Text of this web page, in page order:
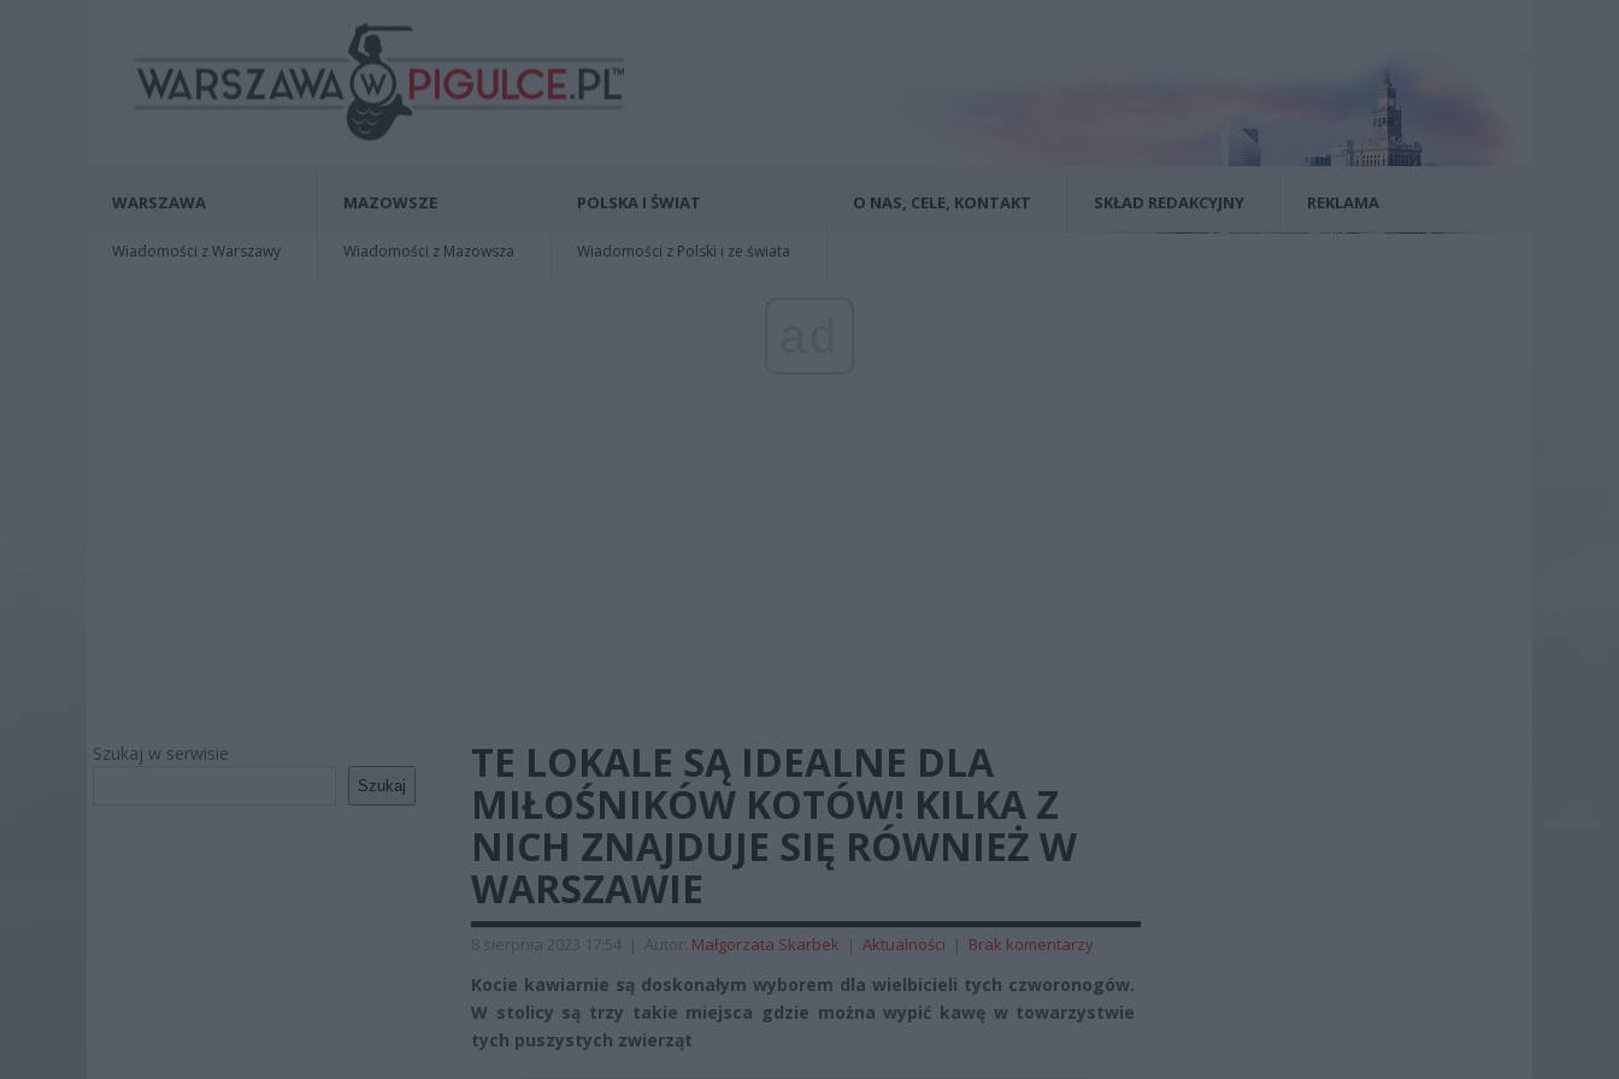
WARSZAWA
Wiadomości z Warszawy
MAZOWSZE
Wiadomości z Mazowsza
POLSKA I ŚWIAT
Wiadomości z Polski i ze świata
O NAS, CELE, KONTAKT SKŁAD REDAKCYJNY REKLAMA
Szukaj w serwisie
Szukaj
TE LOKALE SĄ IDEALNE DLA
MIŁOŚNIKÓW KOTÓW! KILKA Z
NICH ZNAJDUJE SIĘ RÓWNIEŻ W
WARSZAWIE
8 sierpnia 2023 17:54 | Autor: Małgorzata Skarbek | Aktualności | Brak komentarzy
Kocie kawiarnie są doskonałym wyborem dla wielbicieli tych czworonogów.
W stolicy są trzy takie miejsca gdzie można wypić kawę w towarzystwie
tych puszystych zwierząt